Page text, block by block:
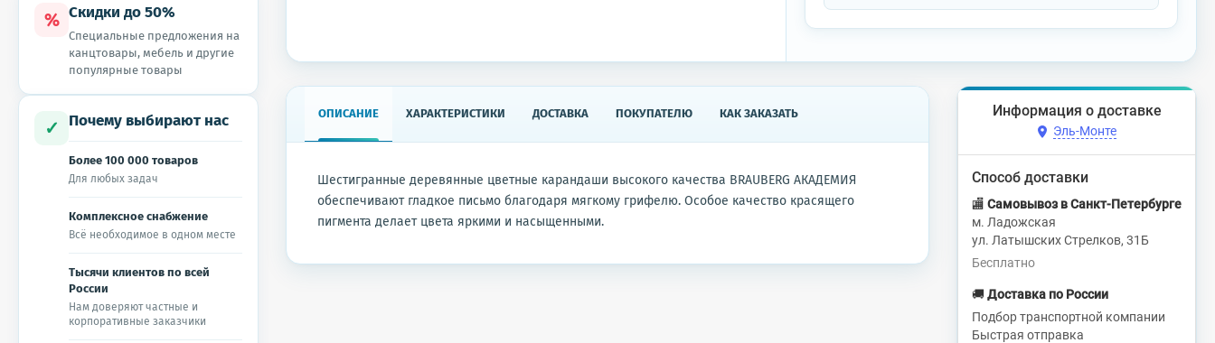
ОПИСАНИЕ ХАРАКТЕРИСТИКИ ДОСТАВКА ПОКУПАТЕЛЮ КАК ЗАКАЗАТЬ
Шестигранные деревянные цветные карандаши высокого качества BRAUBERG АКАДЕМИЯ
обеспечивают гладкое письмо благодаря мягкому грифелю. Особое качество красящего
пигмента делает цвета яркими и насыщенными.
Информация о доставке
Эль-Монте
Способ доставки
🏬 Самовывоз в Санкт-Петербурге
м. Ладожская
ул. Латышских Стрелков, 31Б
Бесплатно
🚚 Доставка по России
Подбор транспортной компании
Быстрая отправка
% Скидки до 50%
Специальные предложения на
канцтовары, мебель и другие
популярные товары
✓ Почему выбирают нас
Более 100 000 товаров
Для любых задач
Комплексное снабжение
Всё необходимое в одном месте
Тысячи клиентов по всей
России
Нам доверяют частные и
корпоративные заказчики